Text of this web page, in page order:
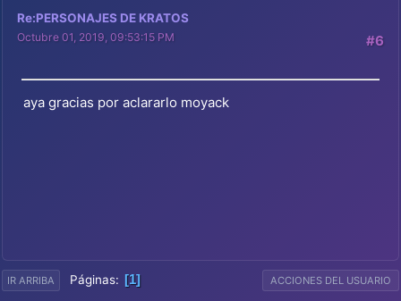
Re:PERSONAJES DE KRATOS
#6
Octubre 01, 2019, 09:53:15 PM
aya gracias por aclararlo moyack
IR ARRIBA Páginas 1 ACCIONES DEL USUARIO